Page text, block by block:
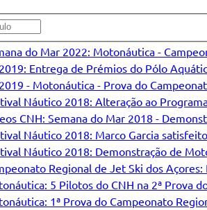
do Mar 2022: Motonáutica -
Entrega de Prémios do Pólo
- Motonáutica - Prova do
Náutico 2018: Alteração ao
CNH: Semana do Mar 2018 -
Náutico 2018: Marco Garcia
Náutico 2018: Demonstração de
Regional de Jet Ski dos
5 Pilotos do CNH na 2ª Prova
1ª Prova do Campeonato